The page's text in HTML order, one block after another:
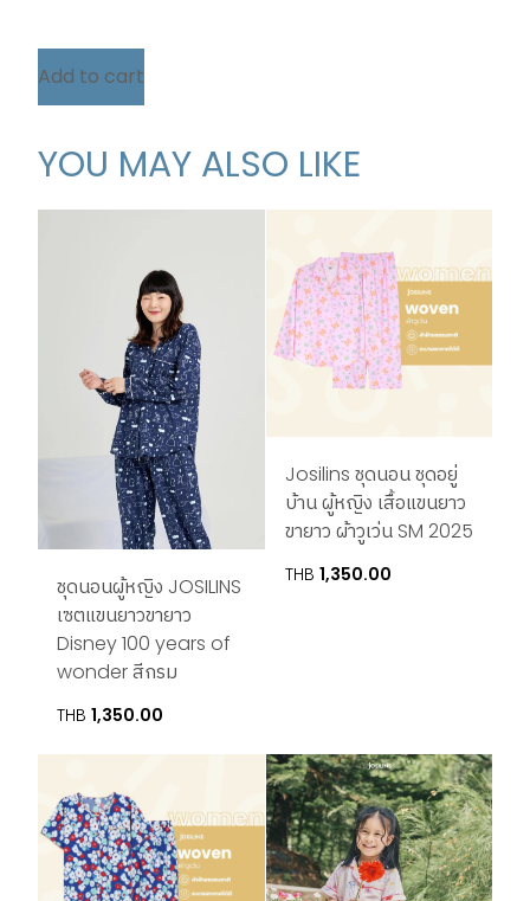
Add to cart
YOU MAY ALSO LIKE
ชุดนอนผู้หญิง JOSILINS
เซตแขนยาวขายาว
Disney 100 years of
wonder สีกรม
THB 1,350.00
Josilins ชุดนอน ชุดอยู่
บ้าน ผู้หญิง เสื้อแขนยาว
ขายาว ผ้าวูเว่น SM 2025
THB 1,350.00